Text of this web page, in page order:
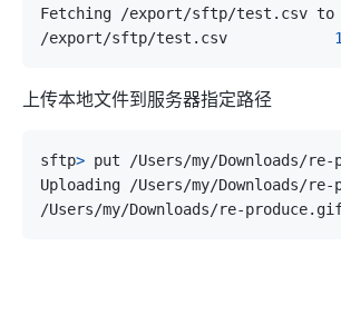
/export/sftp/test.csv
上传本地文件到服务器指定路径
sftp>
/Users/my/Downloads/re-